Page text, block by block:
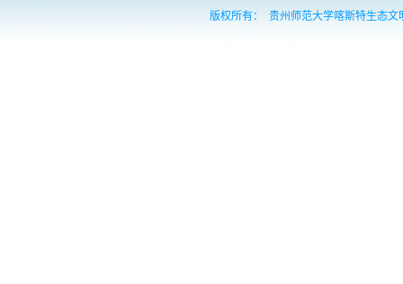
版权所有： 贵州师范大学喀斯特生态文